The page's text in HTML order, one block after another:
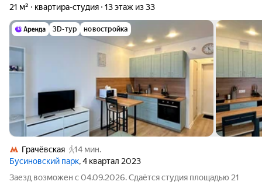
21 м² квартира-студия 13 этаж из 33
3D-тур новостройка
Грачёвская
14 мин.
Бусиновский парк, 4 квартал 2023
Заезд возможен с 04.09.2026. Сдаётся студия площадью 21